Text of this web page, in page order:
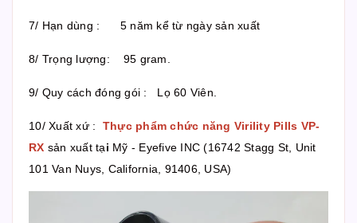
7/ Hạn dùng : 5 năm kể từ ngày sản xuất
8/ Trọng lượng: 95 gram.
9/ Quy cách đóng gói : Lọ 60 Viên.
10/ Xuất xứ : Thực phẩm chức năng Virility Pills VP-
RX sản xuất tại Mỹ - Eyefive INC (16742 Stagg St, Unit
101 Van Nuys, California, 91406, USA)